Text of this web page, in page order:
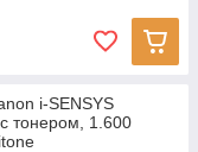
i-SENSYS
тонером, 1.600